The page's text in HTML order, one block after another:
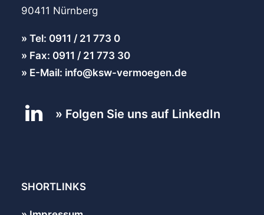
90411 Nürnberg
Tel: 0911 / 21 773 0
Fax: 0911 / 21 773 30
E-Mail: info@ksw-vermoegen.de
Folgen Sie uns auf LinkedIn
SHORTLINKS